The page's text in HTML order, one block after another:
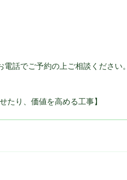
話でご予約の上ご相談ください。
たり、価値を高める工事】